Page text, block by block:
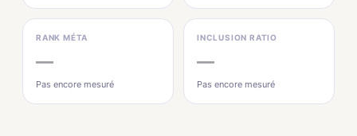
RANK MÉTA
—
Pas encore mesuré
INCLUSION RATIO
—
Pas encore mesuré